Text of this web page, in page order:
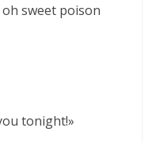
sweet poison
tonight!»